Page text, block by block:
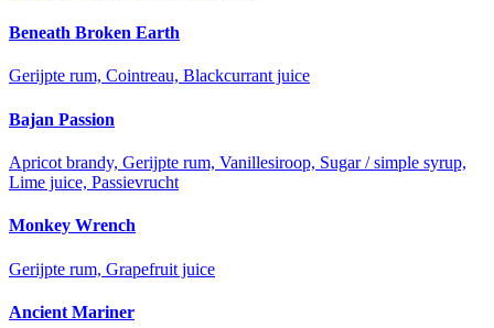
Beneath Broken Earth
Gerijpte rum, Cointreau, Blackcurrant juice
Bajan Passion
Apricot brandy, Gerijpte rum, Vanillesiroop, Sugar / simple syrup,
Lime juice, Passievrucht
Monkey Wrench
Gerijpte rum, Grapefruit juice
Ancient Mariner